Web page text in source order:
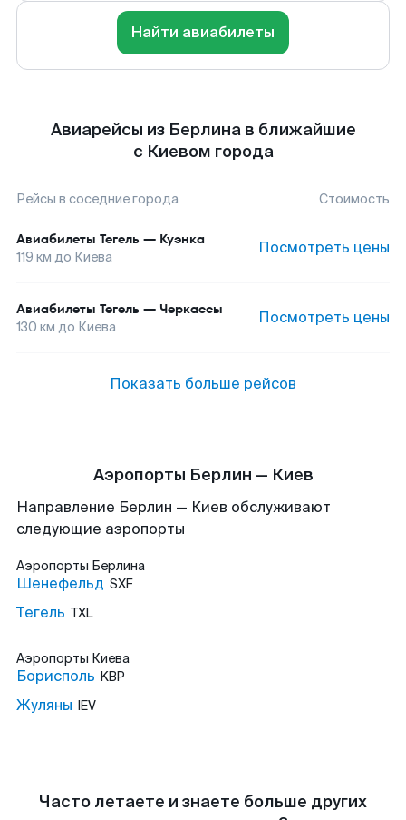
Найти авиабилеты
Авиарейсы из Берлина в ближайшие
с Киевом города
Рейсы в соседние города Стоимость
Авиабилеты Тегель — Куэнка
119 км до Киева Посмотреть цены
Авиабилеты Тегель — Черкассы
130 км до Киева Посмотреть цены
Показать больше рейсов
Аэропорты Берлин — Киев
Направление Берлин — Киев обслуживают
следующие аэропорты
Аэропорты Берлина
Шенефельд SXF
Тегель TXL
Аэропорты Киева
Борисполь KBP
Жуляны IEV
Часто летаете и знаете больше других